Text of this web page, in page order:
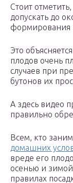
Стоит
допускать до
формирования
Это
плодов очень
случаев при
бутонов их
А здесь видео
правильно
Всем, кто
домашних
вреде его
осенью и
правилах